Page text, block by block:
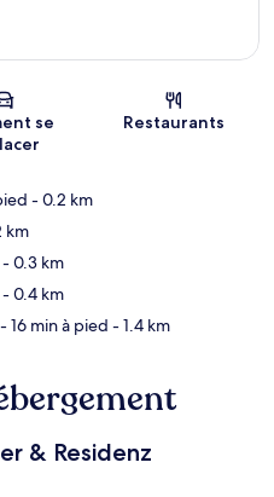
Carte
se
Restaurants
- 0.2 km
km
- 0.3 km
- 0.4 km
- 16 min à pied - 1.4 km
& Residenz